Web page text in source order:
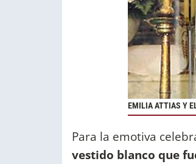
EMILIA ATTIAS Y
Para la emotiva
vestido blanco que